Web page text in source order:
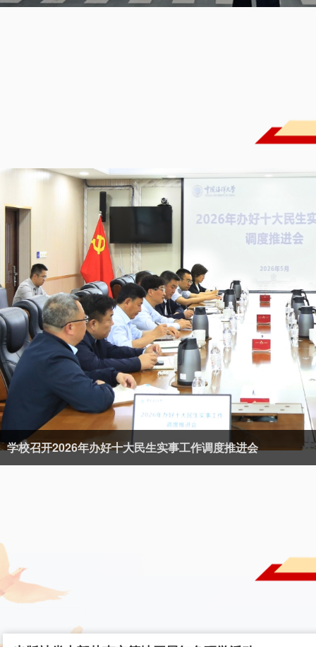
学校召开2026年办好十大民生实事工作调度推进会